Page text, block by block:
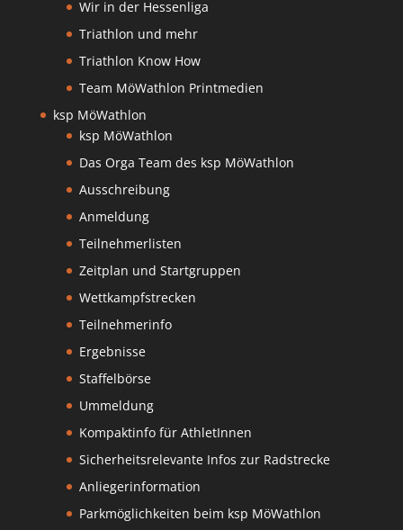
Wir in der Hessenliga
Triathlon und mehr
Triathlon Know How
Team MöWathlon Printmedien
ksp MöWathlon
ksp MöWathlon
Das Orga Team des ksp MöWathlon
Ausschreibung
Anmeldung
Teilnehmerlisten
Zeitplan und Startgruppen
Wettkampfstrecken
Teilnehmerinfo
Ergebnisse
Staffelbörse
Ummeldung
Kompaktinfo für AthletInnen
Sicherheitsrelevante Infos zur Radstrecke
Anliegerinformation
Parkmöglichkeiten beim ksp MöWathlon